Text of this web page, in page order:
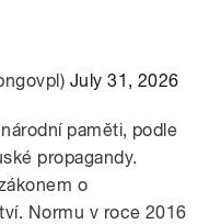
July 31, 2026
paměti, podle
propagandy.
o
Normu v roce 2016